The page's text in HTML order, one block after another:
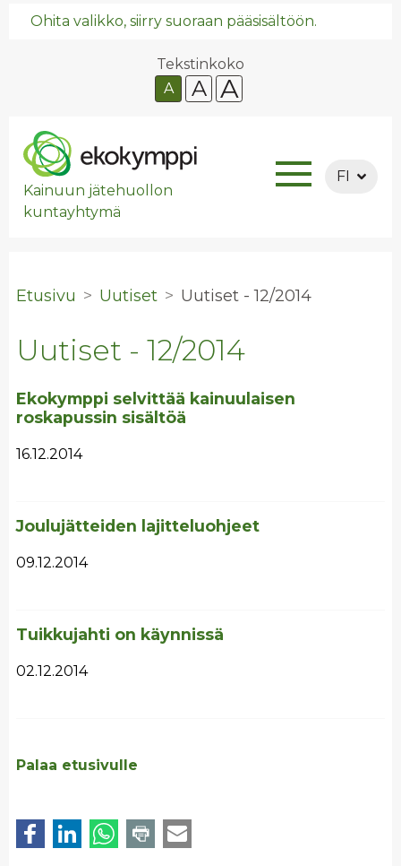
Ohita valikko, siirry suoraan pääsisältöön.
Tekstinkoko
A
A A
Kainuun jätehuollon
kuntayhtymä
FI
Etusivu Uutiset Uu­ti­set - 12/2014
Uutiset - 12/2014
Ekokymppi selvittää kainuulaisen
roskapussin sisältöä
16.12.2014
Joulujätteiden lajitteluohjeet
09.12.2014
Tuikkujahti on käynnissä
02.12.2014
Palaa etusivulle